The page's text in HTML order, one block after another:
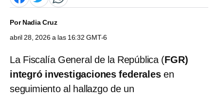
PorNadia Cruz
abril 28, 2026 a las 16:32 GMT-6
La Fiscalía General de la República (FGR)
integró investigaciones federalesen
seguimiento al hallazgo de un